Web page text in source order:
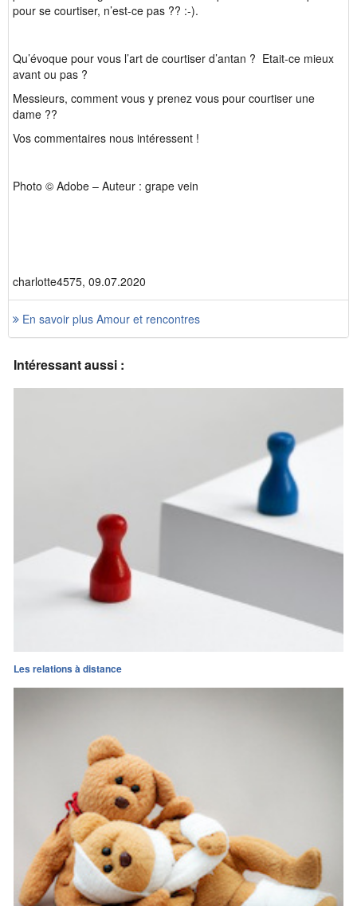
pour se courtiser, n’est-ce pas ?? :-).
Qu’évoque pour vous l’art de courtiser d’antan ? Etait-ce mieux
avant ou pas ?
Messieurs, comment vous y prenez vous pour courtiser une
dame ??
Vos commentaires nous intéressent !
Photo © Adobe – Auteur : grape vein
charlotte4575, 09.07.2020
En savoir plus Amour et rencontres
Intéressant aussi :
Les relations à distance